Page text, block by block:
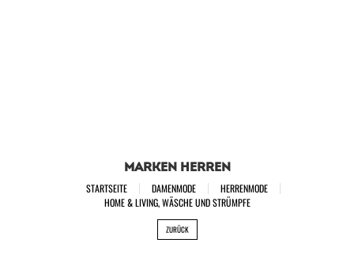
MARKEN HERREN
STARTSEITE DAMENMODE
HERRENMODE
HOME & LIVING, WÄSCHE UND STRÜMPFE
ZURÜCK